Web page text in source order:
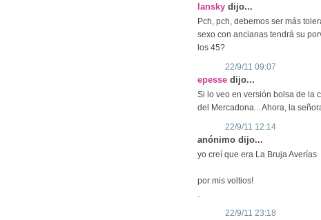
lansky dijo...
Pch, pch, debemos ser más
sexo con ancianas tendrá su
los 45?
22/9/11 09:07
epesse dijo...
Si lo veo en versión bolsa de la
del Mercadona... Ahora, la
22/9/11 12:14
anónimo dijo...
yo creí que era La Bruja Averías
por mis voltios!
.
22/9/11 23:18